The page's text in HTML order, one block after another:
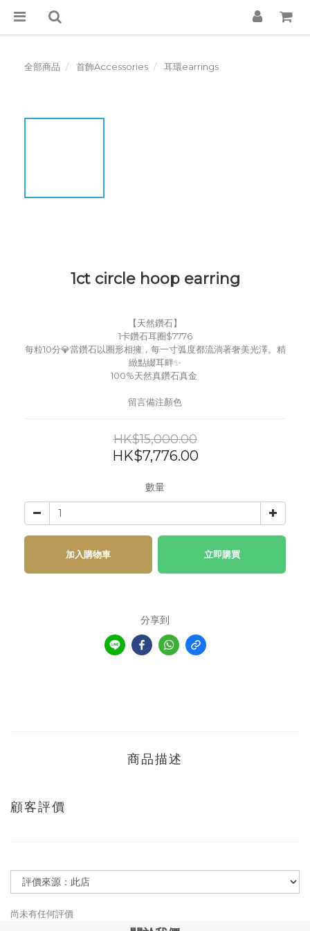
全部商品 首飾Accessories 耳環earrings
1ct circle hoop earring
【天然鑽石】
1卡鑽石耳圈$7776
每粒10分💎當鑽石以圈形相擁，每一寸弧度都流淌著奢美光澤。精
緻點綴耳畔✨
100%天然真鑽石真金
留言備注顏色
HK$15,000.00
HK$7,776.00
數量
加入購物車 立即購買
分享到
商品描述
顧客評價
尚未有任何評價